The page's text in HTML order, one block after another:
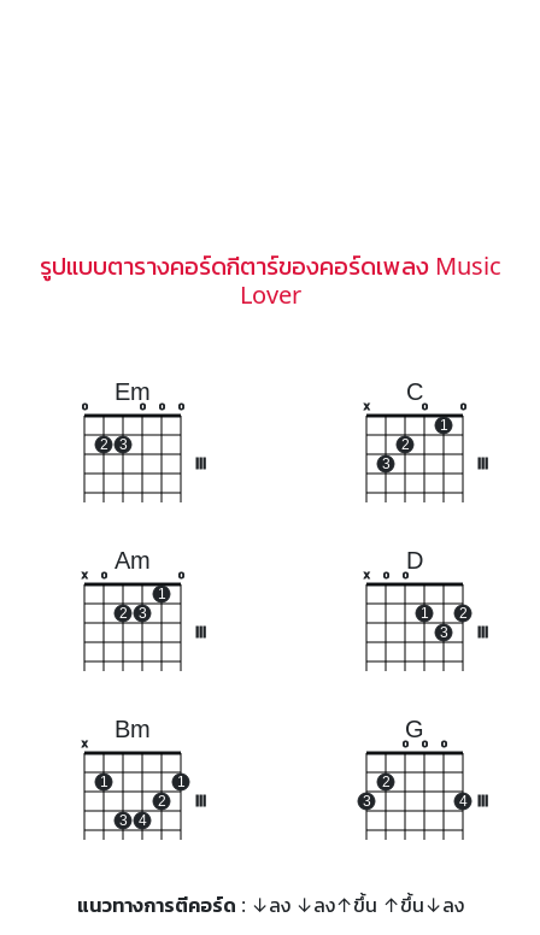
รูปแบบตารางคอร์ดกีตาร์ของคอร์ดเพลง Music
Lover
Em
o
2 3
o o o
C
x
3
2
o
1
o
Am
x o
2 3
1
o
D
x o o
1
3
2
Bm
x
1
3 4
2
1
G
3
2
o o o
4
แนวทางการตีคอร์ด : ↓ลง ↓ลง↑ขึ้น ↑ขึ้น↓ลง